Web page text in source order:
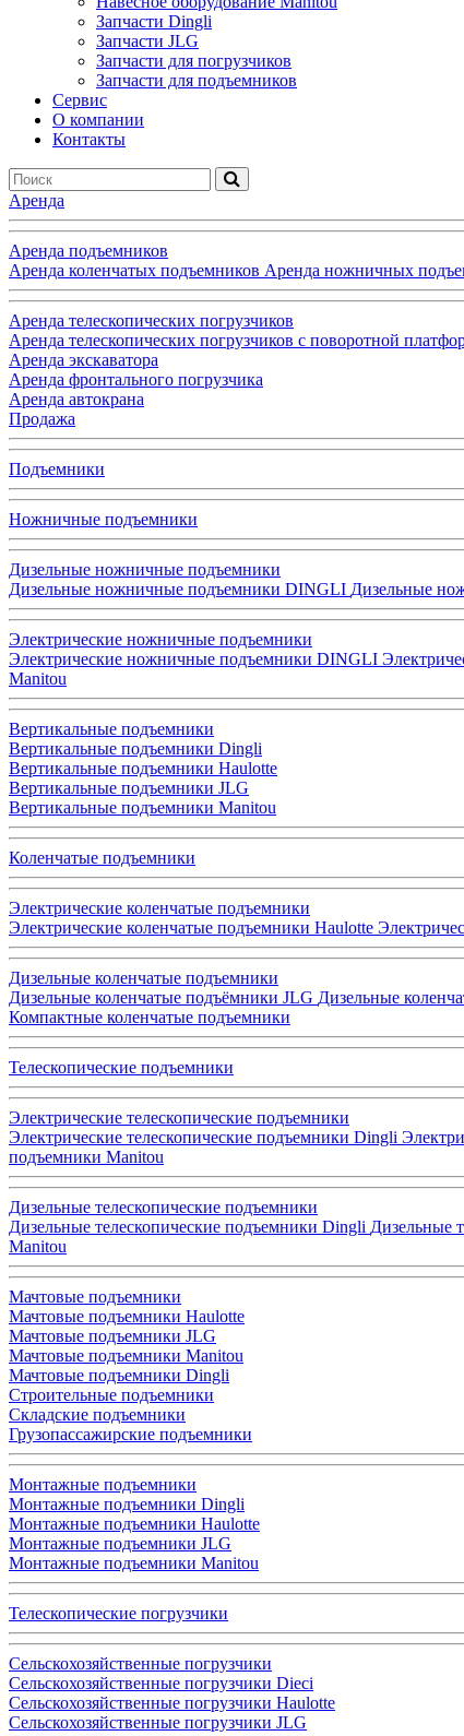
Запчасти Dingli
Запчасти JLG
Запчасти для погрузчиков
Запчасти для подъемников
Cервис
О компании
Контакты
Аренда
Аренда подъемников
Аренда коленчатых подъемников Аренда ножничных
Аренда телескопических погрузчиков
Аренда телескопических погрузчиков с поворотной
Аренда экскаватора
Аренда фронтального погрузчика
Аренда автокрана
Продажа
Подъемники
Ножничные подъемники
Дизельные ножничные подъемники
Дизельные ножничные подъемники DINGLI Дизельные
Электрические ножничные подъемники
Электрические ножничные подъемники DINGLI
Manitou
Вертикальные подъемники
Вертикальные подъемники Dingli
Вертикальные подъемники Haulotte
Вертикальные подъемники JLG
Вертикальные подъемники Manitou
Коленчатые подъемники
Электрические коленчатые подъемники
Электрические коленчатые подъемники Haulotte
Дизельные коленчатые подъемники
Дизельные коленчатые подъёмники JLG Дизельные
Компактные коленчатые подъемники
Телескопические подъемники
Электрические телескопические подъемники
Электрические телескопические подъемники Dingli
подъемники Manitou
Дизельные телескопические подъемники
Дизельные телескопические подъемники Dingli Дизельные
Manitou
Мачтовые подъемники
Мачтовые подъемники Haulotte
Мачтовые подъемники JLG
Мачтовые подъемники Manitou
Мачтовые подъемники Dingli
Строительные подъемники
Складские подъемники
Грузопассажирские подъемники
Монтажные подъемники
Монтажные подъемники Dingli
Монтажные подъемники Haulotte
Монтажные подъемники JLG
Монтажные подъемники Manitou
Телескопические погрузчики
Сельскохозяйственные погрузчики
Сельскохозяйственные погрузчики Dieci
Сельскохозяйственные погрузчики Haulotte
Сельскохозяйственные погрузчики JLG